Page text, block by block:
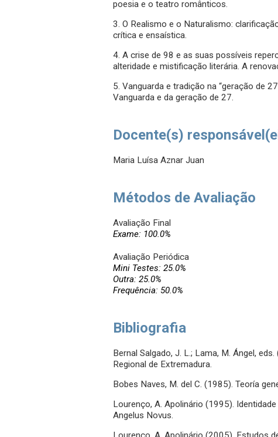
poesia e o teatro românticos.
3. O Realismo e o Naturalismo:
crítica e ensaística.
4. A crise de 98 e as suas possíveis
alteridade e mistificação literária. A
5. Vanguarda e tradição na “geração de
Vanguarda e da geração de 27.
Docente(s)
Maria Luísa Aznar Juan
Métodos de Avaliação
Avaliação Final
Exame: 100.0%
Avaliação Periódica
Mini Testes: 25.0%
Outra: 25.0%
Frequência: 50.0%
Bibliografia
Bernal Salgado, J. L.; Lama, M. Ángel,
Regional de Extremadura.
Bobes Naves, M. del C. (1985). Teoría
Lourenço, A. Apolinário (1995).
Angelus Novus.